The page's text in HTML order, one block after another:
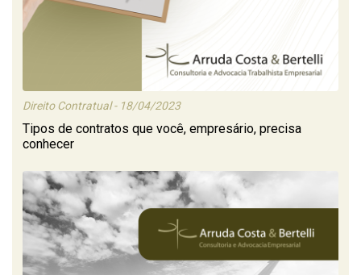
Direito Contratual - 18/04/2023
Tipos de contratos que você, empresário, precisa
conhecer